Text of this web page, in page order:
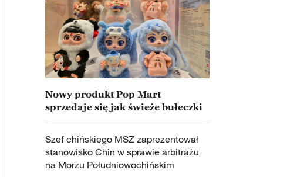
Nowy produkt Pop Mart
sprzedaje się jak świeże bułeczki
Szef chińskiego MSZ zaprezentował
stanowisko Chin w sprawie arbitrażu
na Morzu Południowochińskim